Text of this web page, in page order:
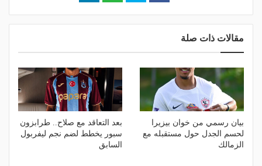
مقالات ذات صلة
بيان رسمي من خوان بيزيرا
لحسم الجدل حول مستقبله مع
الزمالك
بعد التعاقد مع صلاح.. طرابزون
سبور يخطط لضم نجم ليفربول
السابق